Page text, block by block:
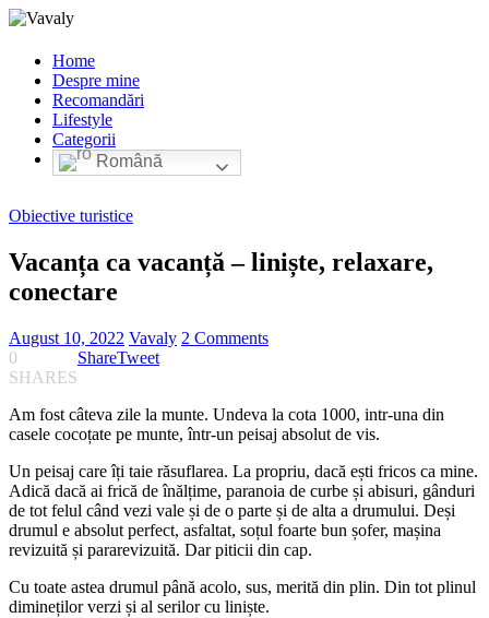
Home
Despre mine
Recomandări
Lifestyle
Categorii
Română
Obiective turistice
Vacanța ca vacanță – liniște, relaxare,
conectare
August 10, 2022 Vavaly 2 Comments
0
SHARES
ShareTweet
Am fost câteva zile la munte. Undeva la cota 1000, intr-una din
casele cocoțate pe munte, într-un peisaj absolut de vis.
Un peisaj care îți taie răsuflarea. La propriu, dacă ești fricos ca mine.
Adică dacă ai frică de înălțime, paranoia de curbe și abisuri, gânduri
de tot felul când vezi vale și de o parte și de alta a drumului. Deși
drumul e absolut perfect, asfaltat, soțul foarte bun șofer, mașina
revizuită și pararevizuită. Dar piticii din cap.
Cu toate astea drumul până acolo, sus, merită din plin. Din tot plinul
dimineților verzi și al serilor cu liniște.